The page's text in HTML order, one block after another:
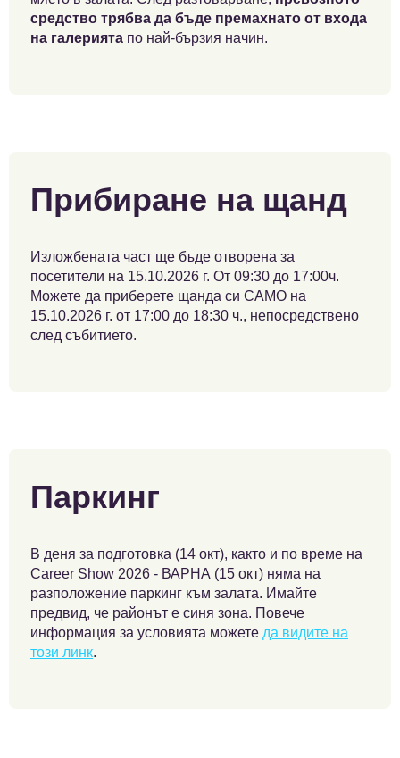
средство трябва да бъде премахнато от входа
на галерията по най-бързия начин.
Прибиране на щанд
Изложбената част ще бъде отворена за
посетители на 15.10.2026 г. От 09:30 до 17:00ч.
Можете да приберете щанда си САМО на
15.10.2026 г. от 17:00 до 18:30 ч., непосредствено
след събитието.
Паркинг
В деня за подготовка (14 окт), както и по време на
Career Show 2026 - ВАРНА (15 окт) няма на
разположение паркинг към залата. Имайте
предвид, че районът е синя зона. Повече
информация за условията можете да видите на
този линк.